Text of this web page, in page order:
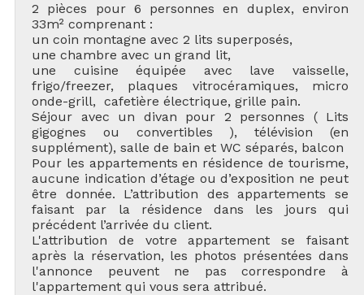
2 pièces pour 6 personnes en duplex, environ
33m² comprenant :
un coin montagne avec 2 lits superposés,
une chambre avec un grand lit,
une cuisine équipée avec lave vaisselle,
frigo/freezer, plaques vitrocéramiques, micro
onde-grill, cafetière électrique, grille pain.
Séjour avec un divan pour 2 personnes ( Lits
gigognes ou convertibles ), télévision (en
supplément), salle de bain et WC séparés, balcon
Pour les appartements en résidence de tourisme,
aucune indication d’étage ou d’exposition ne peut
être donnée. L’attribution des appartements se
faisant par la résidence dans les jours qui
précédent l’arrivée du client.
L'attribution de votre appartement se faisant
après la réservation, les photos présentées dans
l'annonce peuvent ne pas correspondre à
l'appartement qui vous sera attribué.